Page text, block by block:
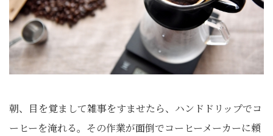
朝、目を覚まして雑事をすませたら、ハンドドリップでコ
ーヒーを淹れる。その作業が面倒でコーヒーメーカーに頼